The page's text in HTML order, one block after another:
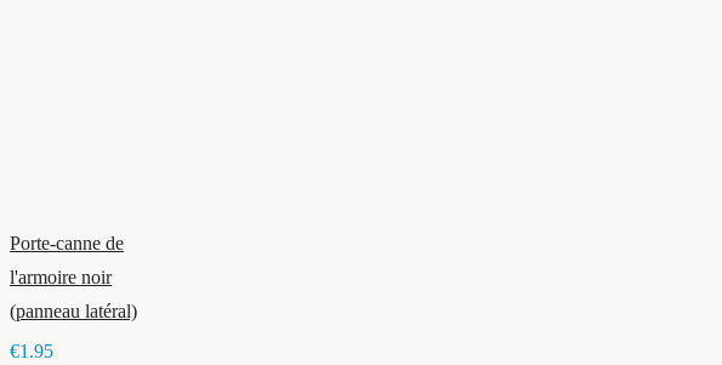
Porte-canne de
l'armoire noir
(panneau latéral)
€1.95